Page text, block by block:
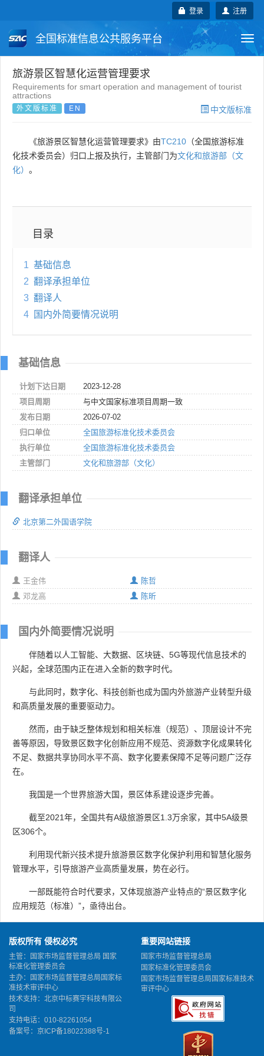
注册
登录
全国标准信息公共服务平台
国家标准 行业标准
团体标准
旅游景区智慧化运营管理要求
Requirements for smart operation and management of tourist
attractions
外文版标准 EN 中文版标准
《旅游景区智慧化运营管理要求》由TC210 （全国旅游标准
化技术委员会）归口上报及执行，主管部门为文化和旅游部（文
化） 。
目录
1 基础信息
2 翻译承担单位
3 翻译人
4
国内外简要情况说明
基础信息
计划下达日期
2023-12-28
项目周期
与中文国家标准项目周期一致
发布日期
2026-07-02
归口单位
全国旅游标准化技术委员会
执行单位
全国旅游标准化技术委员会
主管部门
文化和旅游部（文化）
翻译承担单位
北京第二外国语学院
翻译人
王金伟
陈哲
邓龙高
陈昕
国内外简要情况说明
伴随着以人工智能、大数据、区块链、5G等现代信息技术的
兴起，全球范围内正在进入全新的数字时代。
与此同时，数字化、科技创新也成为国内外旅游产业转型升级
和高质量发展的重要驱动力。
然而，由于缺乏整体规划和相关标准（规范）、顶层设计不完
善等原因，导致景区数字化创新应用不规范、资源数字化成果转化
不足、数据共享协同水平不高、数字化要素保障不足等问题广泛存
在。
我国是一个世界旅游大国，景区体系建设逐步完善。
截至2021年，全国共有A级旅游景区1.3万余家，其中5A级景
区306个。
利用现代新兴技术提升旅游景区数字化保护利用和智慧化服务
管理水平，引导旅游产业高质量发展，势在必行。
一部既能符合时代要求，又体现旅游产业特点的“景区数字化
应用规范（标准）”，亟待出台。
版权所有 侵权必究
主管：国家市场监督管理总局 国家
标准化管理委员会
主办：国家市场监督管理总局国家标
准技术审评中心
技术支持：北京中标赛宇科技有限公
司
支持电话：010-82261054
备案号： 京ICP备18022388号-1
重要网站链接
国家市场监督管理总局
国家标准化管理委员会
国家市场监督管理总局国家标准技术
审评中心